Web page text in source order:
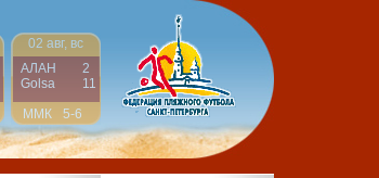
02 авг, вс
АЛАН
2
Golsa
11
ММК
5-6